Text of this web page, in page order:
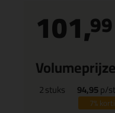
101,99
2stuks 94,95p/st
7%